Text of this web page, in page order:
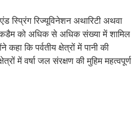
स्प्रिंग रिज्यूविनेशन अथारिटी अथवा
को अधिक से अधिक संख्या में शामिल
कहा कि पर्वतीय क्षेत्रों में पानी की
में वर्षा जल संरक्षण की मुहिम महत्वपूर्ण